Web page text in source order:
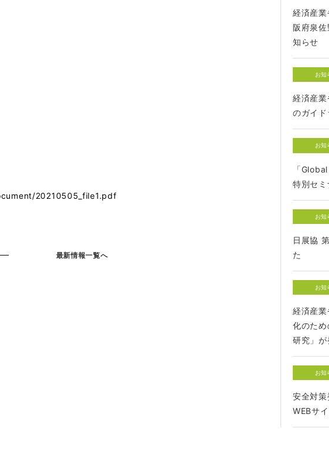
20210505_file1.pdf
最新情報一覧へ
経済産
阪府泉
知らせ
お知
経済産
のガイ
お知
「
特別セミ
お知
日展協
た
お知
経済産
化のた
研究」が
お知
安全対策
WEBサ